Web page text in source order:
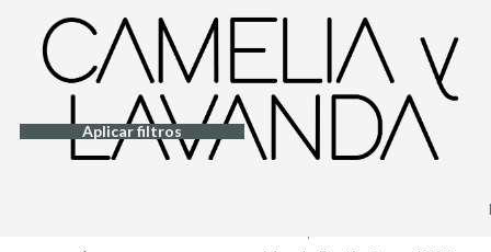
Inicio Jardinería
Filtrar Productos
1-30 de 95 productos
Aplicar filtros
ORDENAR POR
-30%OFF
06-8400|Anasac
Mezcla Manquehue con
$16.800